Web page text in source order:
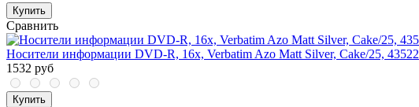
Купить
Сравнить
Носители информации DVD-R, 16x, Verbatim Azo Matt Silver, Cake/25, 43522
1532 руб
Купить